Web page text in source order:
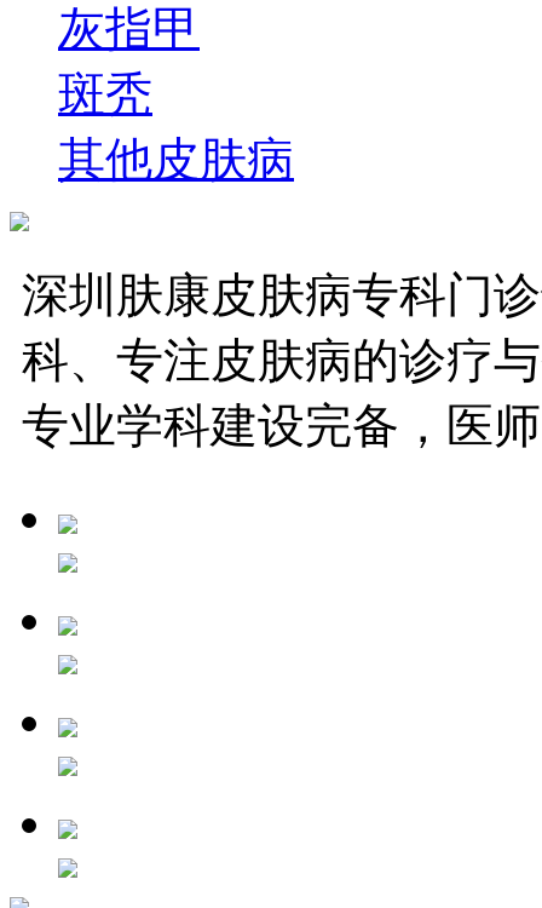
灰指甲
斑秃
其他皮肤病
深圳肤康皮肤病专科门
科、专注皮肤病的诊疗
专业学科建设完备，医